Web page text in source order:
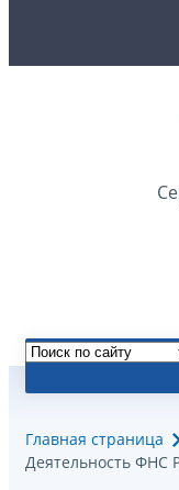
Главная страница
Деятельность ФНС